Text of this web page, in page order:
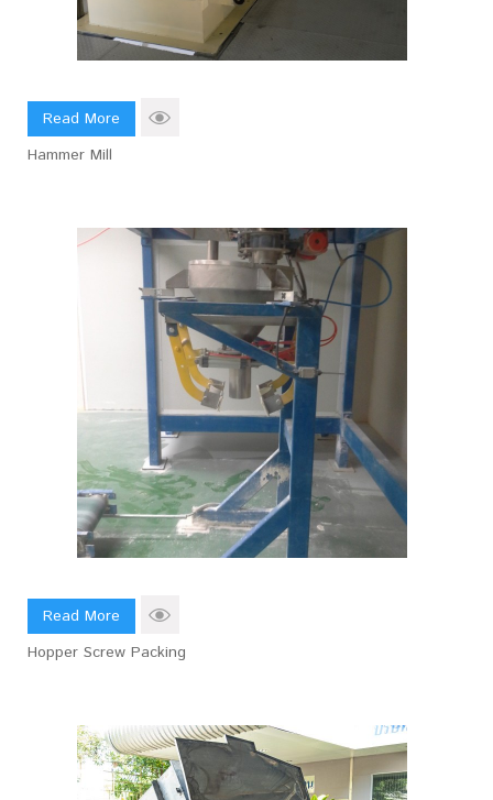
Read More
Hammer Mill
Read More
Hopper Screw Packing